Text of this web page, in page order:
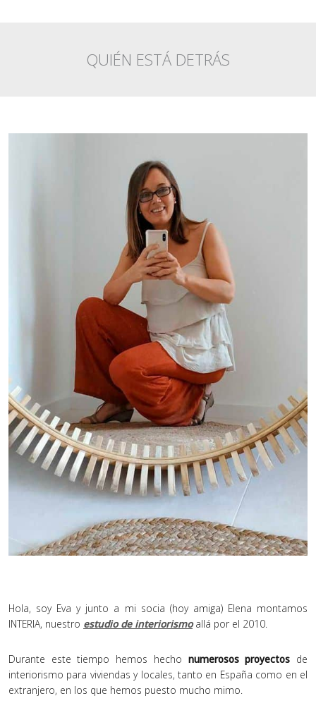
QUIÉN ESTÁ DETRÁS
Hola, soy Eva y junto a mi socia (hoy amiga) Elena montamos
INTERIA, nuestro estudio de interiorismoallá por el 2010.
Durante este tiempo hemos hecho numerosos proyectos de
interiorismo para viviendas y locales, tanto en España como en el
extranjero, en los que hemos puesto mucho mimo.